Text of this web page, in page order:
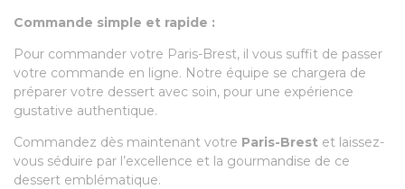
Commande simple et rapide :
Pour commander votre Paris-Brest, il vous suffit de passer
votre commande en ligne. Notre équipe se chargera de
préparer votre dessert avec soin, pour une expérience
gustative authentique.
Commandez dès maintenant votre Paris-Brest et laissez-
vous séduire par l’excellence et la gourmandise de ce
dessert emblématique.